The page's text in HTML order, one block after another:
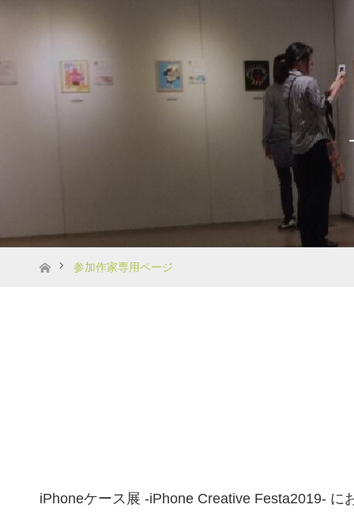
ホーム参加作家専用ページ
iPhoneケース展 -iPhone Creative Festa2019- に